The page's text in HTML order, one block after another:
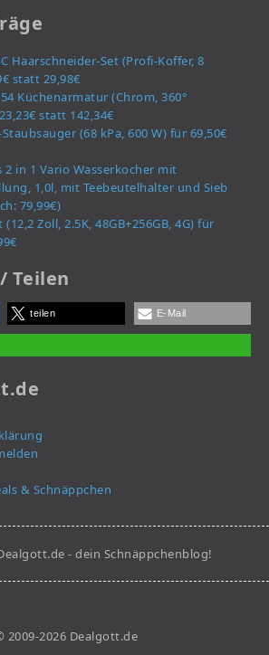
Haarschneider-Set (Profi-Koffer, 8
statt 29,98€
Küchenarmatur (Chrom, 360°
statt 142,34€
(68 kPa, 600 W) für 69,50€
2 in 1 Vario Wasserkocher mit
1,0l, mit Teebeutelhalter und Sieb
79,99€)
(12,2 Zoll, 2.5K, 48GB+256GB, 4G) für
Teilen
teilen E-Mail
& Schnäppchen
- dein Schnäppchenblog!
2009-2026 Dealgott.de